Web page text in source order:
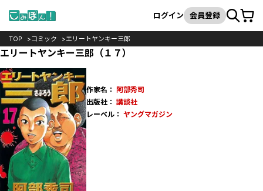
検索
ログイン 会員登録カート
TOP コミック エリートヤンキー三郎
エリートヤンキー三郎（１７）
作家名： 阿部秀司
出版社： 講談社
レーベル： ヤングマガジン